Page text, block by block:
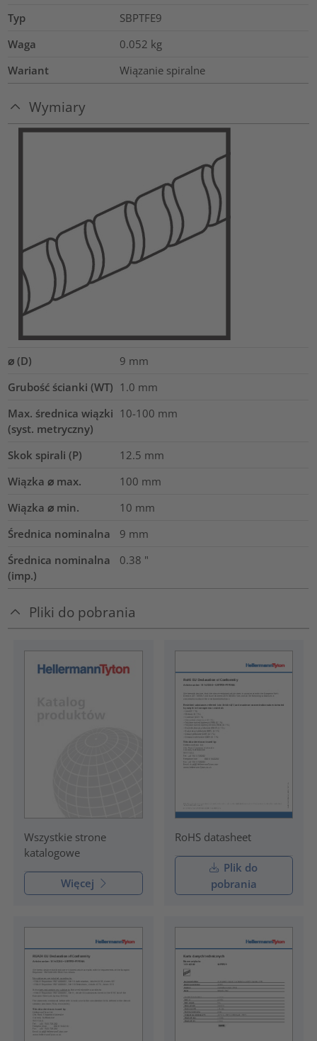
Typ
SBPTFE9
Waga
0.052 kg
Wariant
Wiązanie spiralne
Wymiary
⌀ (D) 9 mm
Grubość ścianki (WT) 1.0 mm
Max. średnica wiązki
(syst. metryczny)
10-100 mm
Skok spirali (P) 12.5 mm
Wiązka ⌀ max.
100 mm
Wiązka ⌀ min.
10 mm
Średnica nominalna
9 mm
Średnica nominalna
(imp.)
0.38 "
Pliki do pobrania
Wszystkie strone
katalogowe
Więcej
RoHS datasheet
Plik do
pobrania